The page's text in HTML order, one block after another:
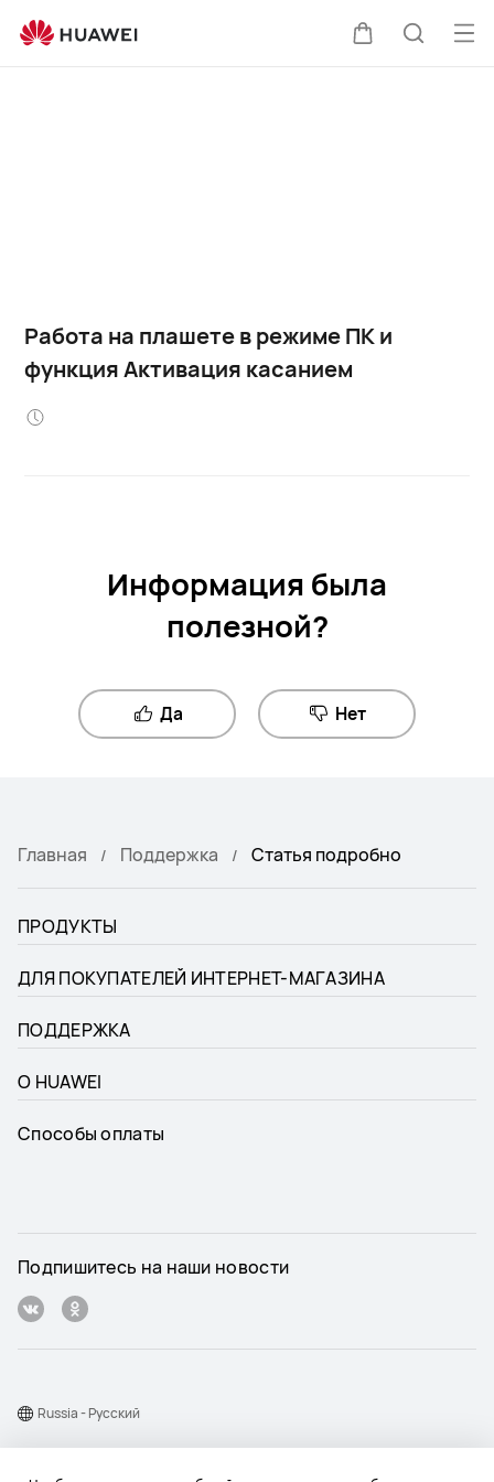
Работа на плашете в режиме ПК и
функция Активация касанием
Информация была
полезной?
Да Нет
Главная Поддержка Статья подробно
ПРОДУКТЫ
ДЛЯ ПОКУПАТЕЛЕЙ ИНТЕРНЕТ-МАГАЗИНА
ПОДДЕРЖКА
О HUAWEI
Способы оплаты
Подпишитесь на наши новости
Russia - Pусский